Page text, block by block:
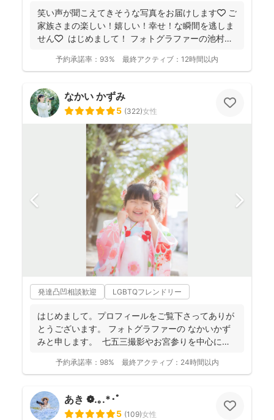
笑い声が聞こえてきそうな写真をお届けします🧡 ご
家族さまの楽しい！嬉しい！幸せ！な瞬間を逃しま
せん🧡 ⁡ はじめまして！ フォトグラファーの池村
予約承諾率： 93% 最終アクティブ： 12時間以内
なかい かずみ
5 (322)女性
発達凸凹相談歓迎 LGBTQフレンドリー
はじめまして。プロフィールをご覧下さってありが
とうございます。 フォトグラファーの なかいかず
みと申します。 七五三撮影やお宮参りを中心に家
予約承諾率： 98% 最終アクティブ： 24時間以内
あき ❁.｡.*･ﾟ
5 (109)女性